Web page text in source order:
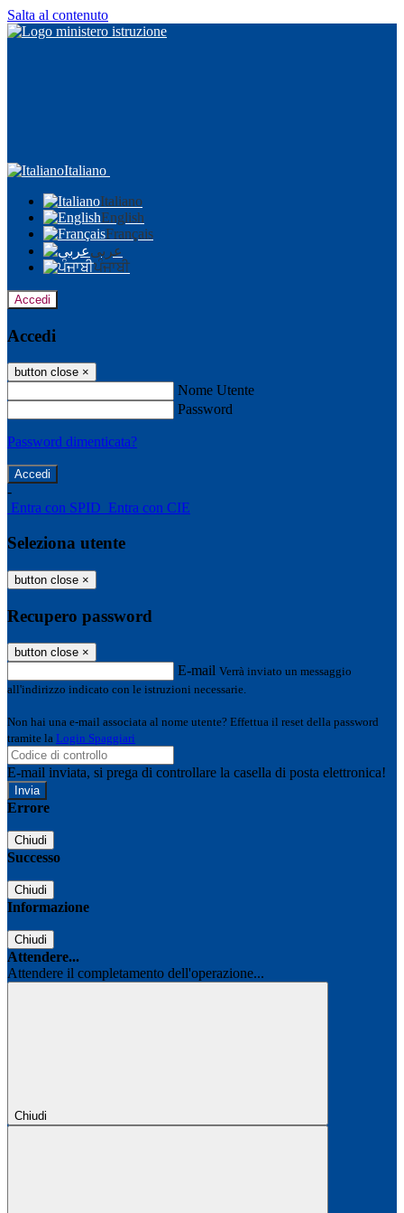
Salta al contenuto
Italiano
Italiano
English
Français
عربى
ਪੰਜਾਬੀ
Accedi
Accedi
button close ×
Nome Utente
Password
Password dimenticata?
-
Entra con SPID Entra con CIE
Seleziona utente
button close ×
Recupero password
button close ×
E-mail Verrà inviato un messaggio
all'indirizzo indicato con le istruzioni necessarie.
Non hai una e-mail associata al nome utente? Effettua il reset della password
tramite la Login Spaggiari
E-mail inviata, si prega di controllare la casella di posta elettronica!
Errore
Chiudi
Successo
Chiudi
Informazione
Chiudi
Attendere...
Attendere il completamento dell'operazione...
Chiudi